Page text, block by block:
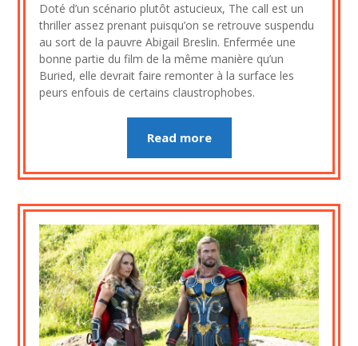
8
juillet
2023
Doté d’un scénario plutôt astucieux, The call est un
thriller assez prenant puisqu’on se retrouve suspendu
au sort de la pauvre Abigail Breslin. Enfermée une
bonne partie du film de la même manière qu’un
Buried, elle devrait faire remonter à la surface les
peurs enfouis de certains claustrophobes.
Read more